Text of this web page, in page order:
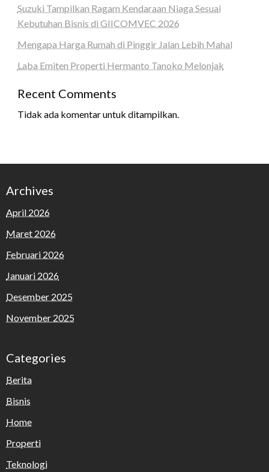
Suzuki Tampilkan Ragam Kendaraan Niaga Sesuai
Kebutuhan Bisnis di GIICOMVEC 2026
Mengapa Harga Rumah di Pinggir Jalan Lebih Mahal
Laba Emiten Properti Hermanto Tanoko Melonjak
Recent Comments
Tidak ada komentar untuk ditampilkan.
Archives
April 2026
Maret 2026
Februari 2026
Januari 2026
Desember 2025
November 2025
Categories
Berita
Bisnis
Home
Properti
Teknologi